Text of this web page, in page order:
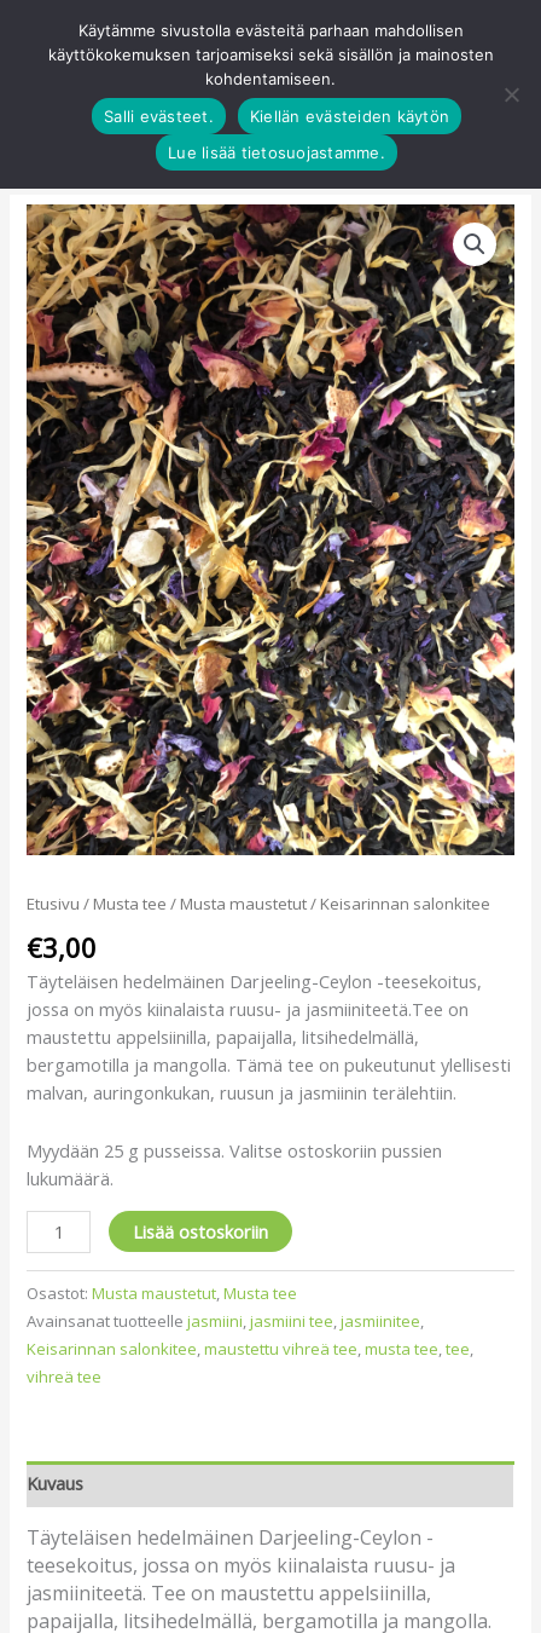
0
Etusivu / Musta tee / Musta maustetut/ Keisarinnan salonkitee
€3,00
Täyteläisen hedelmäinen Darjeeling-Ceylon -teesekoitus,
jossa on myös kiinalaista ruusu- ja jasmiiniteetä.Tee on
maustettu appelsiinilla, papaijalla, litsihedelmällä,
bergamotilla ja mangolla. Tämä tee on pukeutunut ylellisesti
malvan, auringonkukan, ruusun ja jasmiinin terälehtiin.
Myydään 25 g pusseissa. Valitse ostoskoriin pussien
lukumäärä.
Keisarinnan
salonkitee
määrä
Lisää ostoskoriin
Osastot:Musta maustetut,Musta tee
Avainsanat tuotteellejasmiini,jasmiini tee,jasmiinitee,
Keisarinnan salonkitee,maustettu vihreä tee,musta tee,tee,
vihreä tee
Kuvaus
Täyteläisen hedelmäinen Darjeeling-Ceylon -
teesekoitus, jossa on myös kiinalaista ruusu- ja
jasmiiniteetä. Tee on maustettu appelsiinilla,
papaijalla, litsihedelmällä, bergamotilla ja mangolla.
Käytämme sivustolla evästeitä parhaan mahdollisen
käyttökokemuksen tarjoamiseksi sekä sisällön ja mainosten
kohdentamiseen.
Salli evästeet.
Kiellän evästeiden käytön
Lue lisää tietosuojastamme.